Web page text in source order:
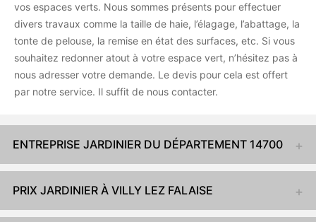
vos espaces verts. Nous sommes présents pour effectuer
divers travaux comme la taille de haie, l’élagage, l’abattage, la
tonte de pelouse, la remise en état des surfaces, etc. Si vous
souhaitez redonner atout à votre espace vert, n’hésitez pas à
nous adresser votre demande. Le devis pour cela est offert
par notre service. Il suffit de nous contacter.
ENTREPRISE JARDINIER DU DÉPARTEMENT 14700
PRIX JARDINIER À VILLY LEZ FALAISE